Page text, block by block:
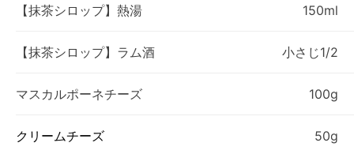
【抹茶シロップ】熱湯 150ml
【抹茶シロップ】ラム酒 小さじ1/2
マスカルポーネチーズ 100g
クリームチーズ 50g